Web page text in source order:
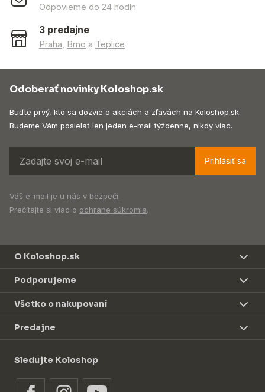
Odpovieme do 24 hodín
3 predajne
Praha Brno a Teplice
Odoberať novinky Koloshop.sk
Buďte prvý, kto sa dozvie o akciách a zľavách na Koloshop.sk.
Budeme Vám posielať len jeden e-mail týždenne, nikdy viac.
Prihlásiť sa
Váš e-mail je u nás v bezpečí.
Prečítajte si viac o ochrane súkromia.
O Koloshop.sk
Podporujeme
Všetko o nakupovaní
Predajne
Sledujte Koloshop